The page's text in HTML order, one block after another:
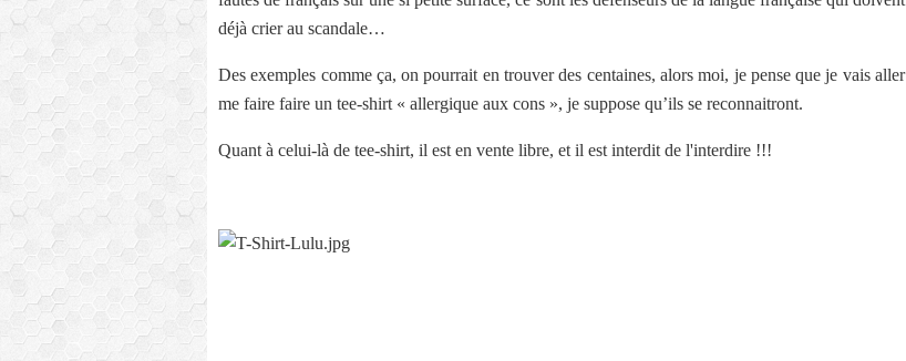
déjà crier au scandale…
Des exemples comme ça, on pourrait en trouver des centaines, alors moi, je pense que je vais aller
me faire faire un tee-shirt « allergique aux cons », je suppose qu’ils se reconnaitront.
Quant à celui-là de tee-shirt, il est en vente libre, et il est interdit de l'interdire !!!